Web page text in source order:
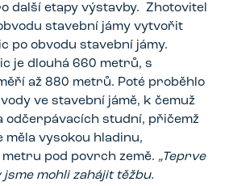
další etapy výstavby. Zhotovitel
stavební jámy vytvořit
po obvodu stavební jámy.
je dlouhá 660 metrů, s
až 880 metrů. Poté proběhlo
ve stavební jámě, k čemuž
odčerpávacích studní, přičemž
měla vysokou hladinu,
pod povrch země. „Teprve
mohli zahájit těžbu.